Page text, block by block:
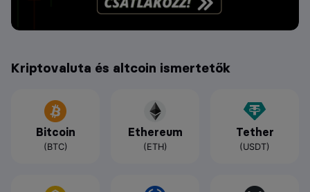
Kriptovaluta és altcoin ismertetők
Bitcoin
(BTC)
Ethereum
(ETH)
Tether
(USDT)